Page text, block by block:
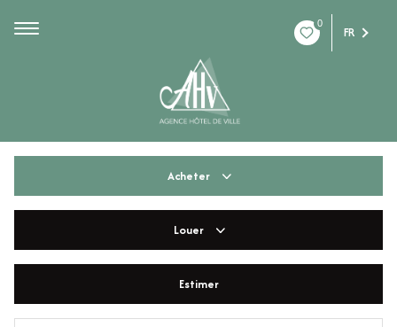
0
FR
Acheter
De l'immo pro
Louer
De l'immo pro
Estimer